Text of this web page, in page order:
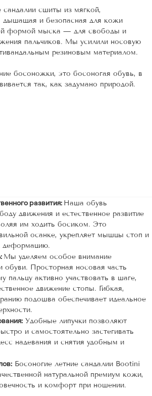
сандалии сшиты из мягкой,
дышащая и безопасная для кожи
формой мыска — для свободы и
пальчиков. Мы усилили носовую
резиновым материалом.
босоножки, это босоногая обувь, в
так, как задумано природой.
развития: Наша обувь
движения и естественное развитие
им ходить босиком. Это
осанке, укрепляет мышцы стоп и
деформацию.
Мы уделяем особое внимание
обуви. Просторная носовая часть
пальцу активно участвовать в шаге,
движение стопы. Гибкая,
подошва обеспечивает идеальное
Удобные липучки позволяют
и самостоятельно застегивать
надевания и снятия удобным и
Босоногие летние сандалии Bootini
натуральной премиум кожи,
и комфорт при ношении.